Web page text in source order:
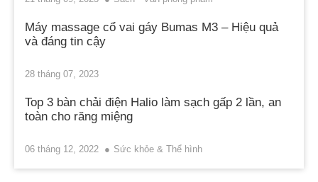
Máy massage cổ vai gáy Bumas M3 – Hiệu quả
và đáng tin cậy
28 tháng 07, 2023
Top 3 bàn chải điện Halio làm sạch gấp 2 lần, an
toàn cho răng miệng
06 tháng 12, 2022 Sức khỏe & Thể hình